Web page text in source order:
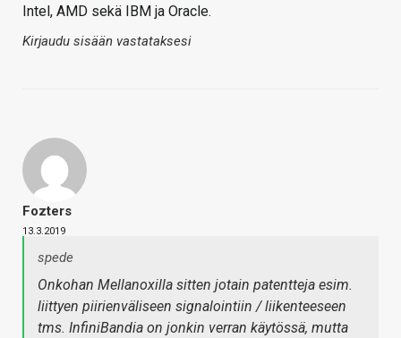
Intel, AMD sekä IBM ja Oracle.
Kirjaudu sisään vastataksesi
Fozters
13.3.2019
spede
Onkohan Mellanoxilla sitten jotain patentteja esim.
liittyen piirienväliseen signalointiin / liikenteeseen
tms. InfiniBandia on jonkin verran käytössä, mutta